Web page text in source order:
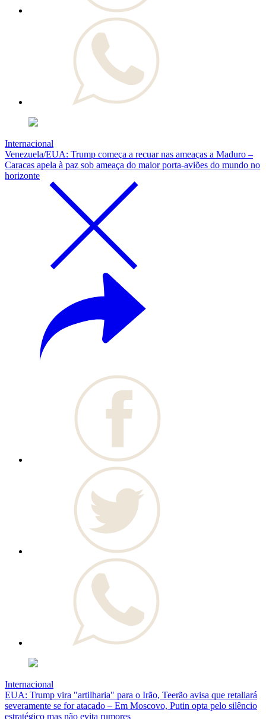
Internacional
Venezuela/EUA: Trump começa a recuar nas ameaças a Maduro –
Caracas apela à paz sob ameaça do maior porta-aviões do mundo no
horizonte
Internacional
EUA: Trump vira "artilharia" para o Irão, Teerão avisa que retaliará
severamente se for atacado – Em Moscovo, Putin opta pelo silêncio
estratégico mas não evita rumores